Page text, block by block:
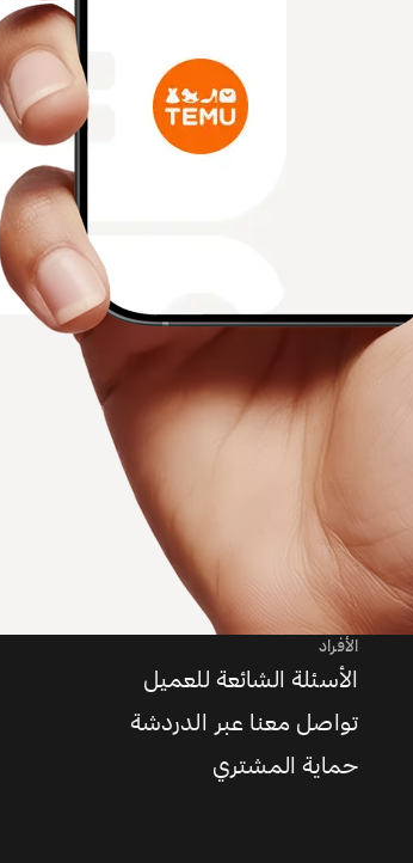
الأفراد
الأسئلة الشائعة للعميل
تواصل معنا عبر الدردشة
حماية المشتري